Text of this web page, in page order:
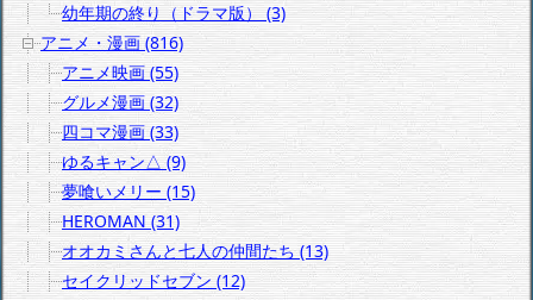
幼年期の終り（ドラマ版） (3)
アニメ・漫画 (816)
アニメ映画 (55)
グルメ漫画 (32)
四コマ漫画 (33)
ゆるキャン△ (9)
夢喰いメリー (15)
HEROMAN (31)
オオカミさんと七人の仲間たち (13)
セイクリッドセブン (12)